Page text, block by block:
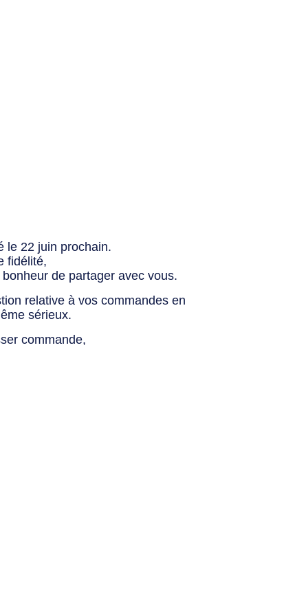
le 22 juin prochain.
fidélité,
de partager avec vous.
relative à vos commandes en
sérieux.
commande,